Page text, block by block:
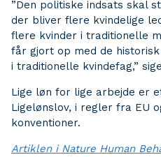
”Den politiske indsats skal
der bliver flere kvindelige
flere kvinder i traditionelle
får gjort op med de
i traditionelle kvindefag,”
Lige løn for lige arbejde er
Ligelønslov, i regler fra EU
konventioner.
Artiklen i Nature Human